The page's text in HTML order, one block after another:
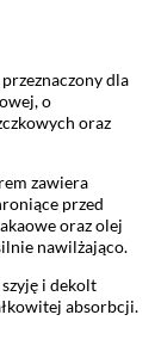
dla
o
oraz
zawiera
przed
oraz olej
nawilżająco.
i dekolt
absorbcji.